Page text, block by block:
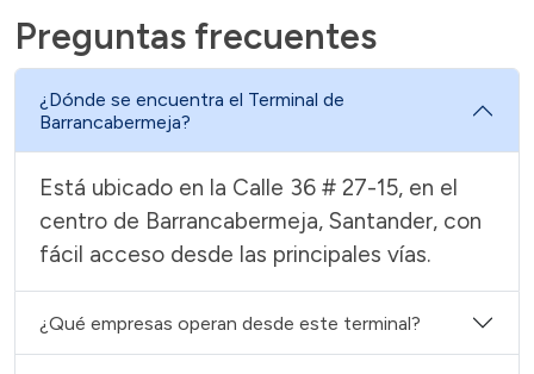
Preguntas frecuentes
¿Dónde se encuentra el Terminal de
Barrancabermeja?
Está ubicado en la Calle 36 # 27-15, en el
centro de Barrancabermeja, Santander, con
fácil acceso desde las principales vías.
¿Qué empresas operan desde este terminal?